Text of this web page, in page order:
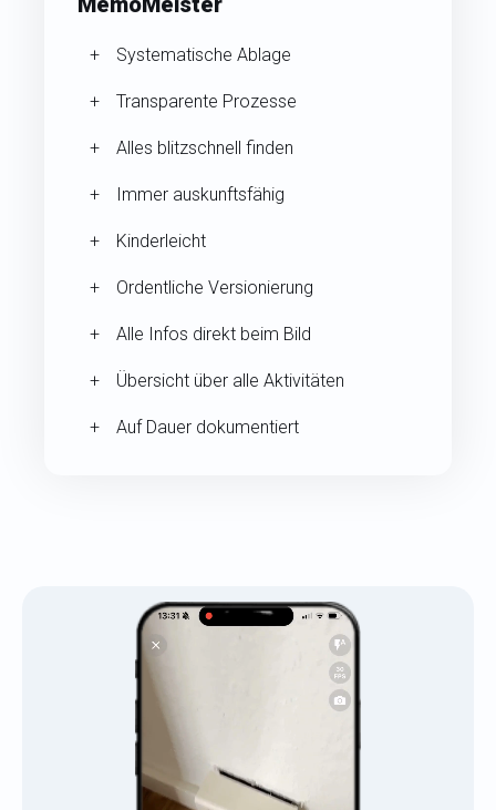
Systematische Ablage
Transparente Prozesse
Alles blitzschnell finden
Immer auskunftsfähig
Kinderleicht
Ordentliche Versionierung
Alle Infos direkt beim Bild
Übersicht über alle Aktivitäten
Auf Dauer dokumentiert